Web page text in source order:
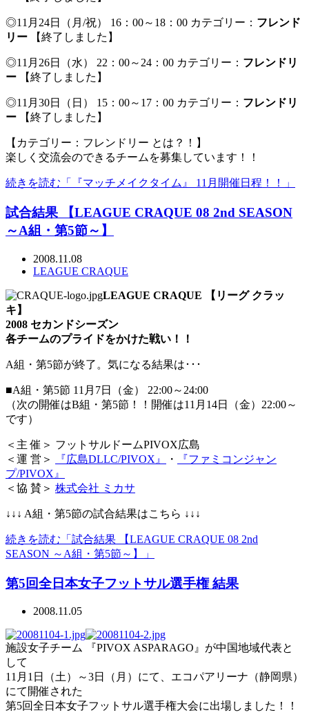
◎11月24日（月/祝） 16：00～18：00 カテゴリー： フレンド
リー 【終了しました】
◎11月26日（水） 22：00～24：00 カテゴリー： フレンドリ
ー 【終了しました】
◎11月30日（日） 15：00～17：00 カテゴリー： フレンドリ
ー 【終了しました】
【カテゴリー：フレンドリー とは？！】
楽しく交流会のできるチームを募集しています！！
続きを読む「『マッチメイクタイム』 11月開催日程！！」
試合結果 【LEAGUE CRAQUE 08 2nd SEASON
～A組・第5節～】
2008.11.08
LEAGUE CRAQUE
LEAGUE CRAQUE 【リーグ クラッ
キ】
2008 セカンドシーズン
各チームのプライドをかけた戦い！！
A組・第5節が終了。気になる結果は･･･
■A組・第5節 11月7日（金） 22:00～24:00
（次の開催はB組・第5節！！開催は11月14日（金）22:00～
です）
＜主 催＞ フットサルドームPIVOX広島
＜運 営＞
『広島DLLC/PIVOX』 ・
『ファミコンジャン
プ/PIVOX』
＜協 賛＞ 株式会社 ミカサ
↓↓↓ A組・第5節の試合結果はこちら ↓↓↓
続きを読む「試合結果 【LEAGUE CRAQUE 08 2nd
SEASON ～A組・第5節～】」
第5回全日本女子フットサル選手権 結果
2008.11.05
施設女子チーム 『PIVOX ASPARAGO』が中国地域代表と
して
11月1日（土）～3日（月）にて、エコパアリーナ（静岡県）
にて開催された
第5回全日本女子フットサル選手権大会に出場しました！！